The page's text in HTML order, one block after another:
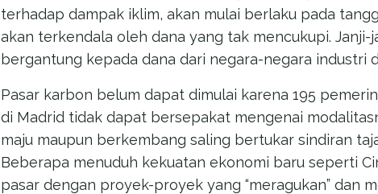
terhadap dampak iklim, akan mulai berlaku pada
akan terkendala oleh dana yang tak mencukupi.
bergantung kepada dana dari negara-negara industri
Pasar karbon belum dapat dimulai karena 195
di Madrid tidak dapat bersepakat mengenai
maju maupun berkembang saling bertukar sindiran
Beberapa menuduh kekuatan ekonomi baru seperti
pasar dengan proyek-proyek yang “meragukan” dan